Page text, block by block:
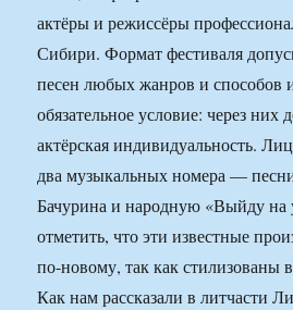
актёры и режиссёры
Сибири. Формат фестиваля
песен любых жанров и способов
обязательное условие: через них
актёрская индивидуальность.
два музыкальных номера —
Бачурина и народную «Выйду
отметить, что эти известные
по-новому, так как стилизованы
Как нам рассказали в литчасти